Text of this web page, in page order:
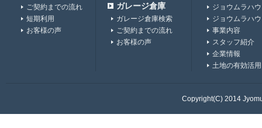
ご契約までの流れ
短期利用
お客様の声
ガレージ倉庫
ガレージ倉庫検索
ご契約までの流れ
お客様の声
ジョウムラハ
ジョウムラハ
事業内容
スタッフ紹介
企業情報
土地の有効活用
Copyright(C) 2014